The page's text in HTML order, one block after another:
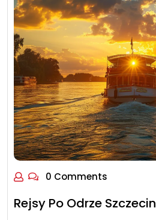
0 Comments
Rejsy Po Odrze Szczecin